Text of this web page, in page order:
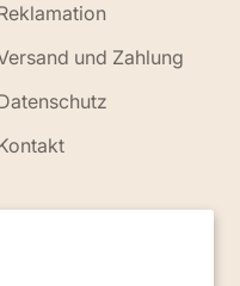
und Zahlung
per E-Mail